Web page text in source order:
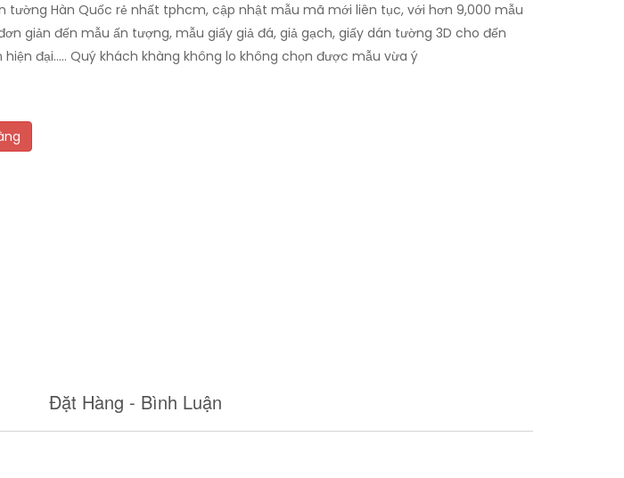
tường Hàn Quốc rẻ nhất tphcm, cập nhật mẫu mã mới liên tục, với hơn 9,000 mẫu
giản đến mẫu ấn tượng, mẫu giấy giả đá, giả gạch, giấy dán tường 3D cho đến
hiện đại..... Quý khách khàng không lo không chọn được mẫu vừa ý
Đặt Hàng - Bình Luận